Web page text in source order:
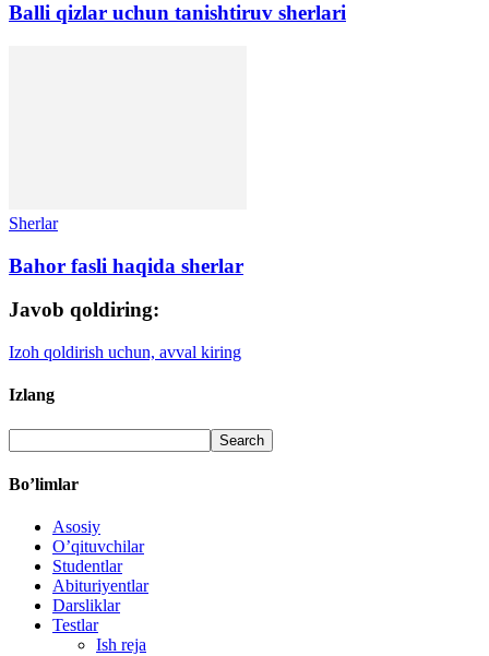
Balli qizlar uchun tanishtiruv sherlari
Sherlar
Bahor fasli haqida sherlar
Javob qoldiring:
Izoh qoldirish uchun, avval kiring
Izlang
Bo’limlar
Asosiy
O’qituvchilar
Studentlar
Abituriyentlar
Darsliklar
Testlar
Ish reja